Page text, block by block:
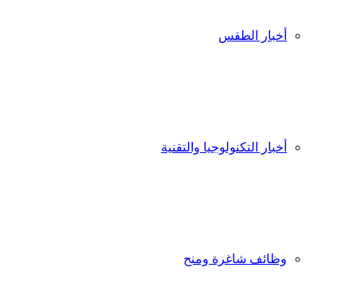
أخبار الطقس
أخبار التكنولوجيا والتقنية
وظائف شاغرة ومنح